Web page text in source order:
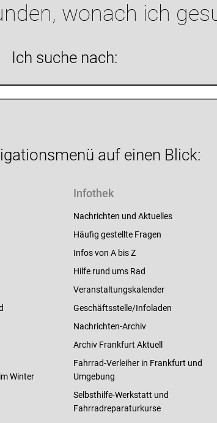
wonach ich
Ich suche nach:
auf einen Blick:
Winter
Infothek
Nachrichten und Aktuelles
Häufig gestellte Fragen
Infos von A bis Z
Hilfe rund ums Rad
Veranstaltungskalender
Geschäftsstelle/Infoladen
Nachrichten-Archiv
Archiv Frankfurt Aktuell
Fahrrad-Verleiher in Frankfurt und
Umgebung
Selbsthilfe-Werkstatt und
Fahrradreparaturkurse